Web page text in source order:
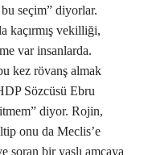
seçim” diyorlar.
kaçırmış vekilliği,
var insanlarda.
kez rövanş almak
Sözcüsü Ebru
diyor. Rojin,
onu da Meclis’e
soran bir yaşlı amcaya